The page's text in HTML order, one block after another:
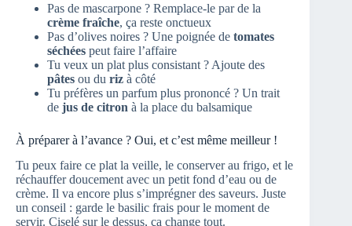
Pas de mascarpone ? Remplace-le par de la
crème fraîche, ça reste onctueux
Pas d’olives noires ? Une poignée de tomates
séchées peut faire l’affaire
Tu veux un plat plus consistant ? Ajoute des
pâtes ou du riz à côté
Tu préfères un parfum plus prononcé ? Un trait
de jus de citron à la place du balsamique
À préparer à l’avance ? Oui, et c’est même meilleur !
Tu peux faire ce plat la veille, le conserver au frigo, et le
réchauffer doucement avec un petit fond d’eau ou de
crème. Il va encore plus s’imprégner des saveurs. Juste
un conseil : garde le basilic frais pour le moment de
servir. Ciselé sur le dessus, ça change tout.